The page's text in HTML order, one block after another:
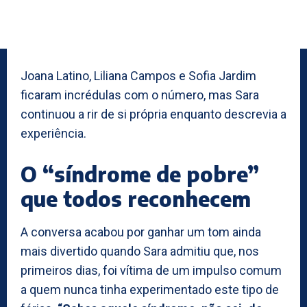
Joana Latino, Liliana Campos e Sofia Jardim
ficaram incrédulas com o número, mas Sara
continuou a rir de si própria enquanto descrevia a
experiência.
O “síndrome de pobre”
que todos reconhecem
A conversa acabou por ganhar um tom ainda
mais divertido quando Sara admitiu que, nos
primeiros dias, foi vítima de um impulso comum
a quem nunca tinha experimentado este tipo de